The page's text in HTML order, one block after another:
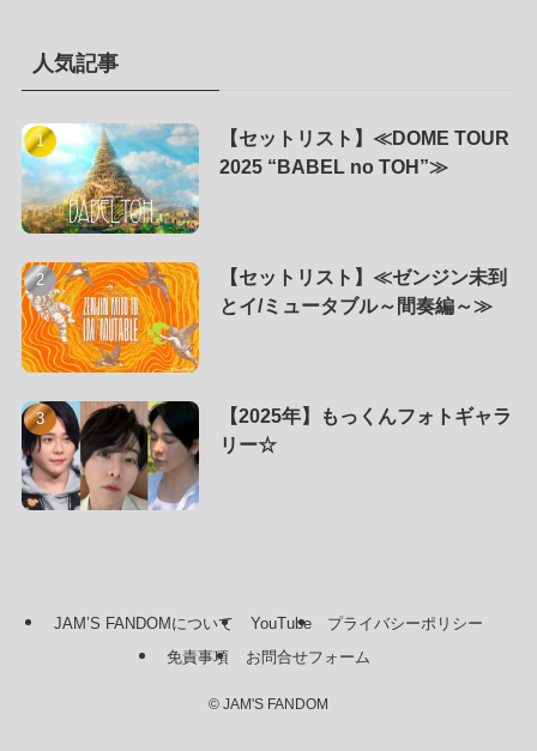
人気記事
【セットリスト】≪DOME TOUR
2025 “BABEL no TOH”≫
【セットリスト】≪ゼンジン未到
とイ/ミュータブル～間奏編～≫
【2025年】もっくんフォトギャラ
リー☆
JAM’S FANDOMについて YouTube
プライバシーポリシー
免責事項
お問合せフォーム
© JAM'S FANDOM